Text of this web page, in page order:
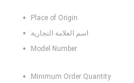
Place of Origin:
اسم العلامة التجارية:
Model Number:
Minimum Order Quantity: